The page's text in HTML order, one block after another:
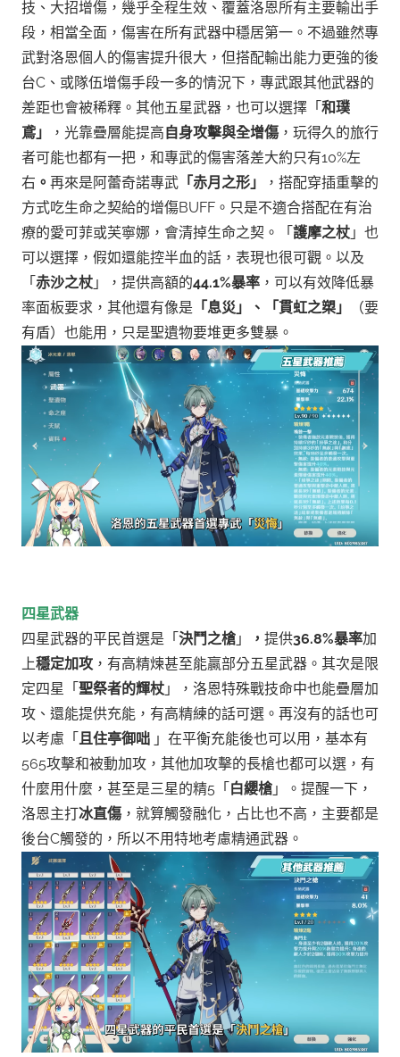
技、大招增傷，幾乎全程生效、覆蓋洛恩所有主要輸出手
段，相當全面，傷害在所有武器中穩居第一。 不過雖然專
武對洛恩個人的傷害提升很大，但搭配輸出能力更強的後
台C、或隊伍增傷手段一多的情況下，專武跟其他武器的
差距也會被稀釋。 其他五星武器，也可以選擇「 和璞
鳶」
，光靠疊層能提高自身攻擊與全增傷 ，玩得久的旅行
者可能也都有一把，和專武的傷害落差大約只有10%左
右 。 再來是阿蕾奇諾專武 「赤月之形」
，搭配穿插重擊的
方式吃生命之契給的增傷BUFF。只是不適合搭配在有治
療的愛可菲或芙寧娜，會清掉生命之契。
「 護摩之杖 」也
可以選擇，假如還能控半血的話，表現也很可觀。 以及
「 赤沙之杖 」，提供高額的44.1%暴率 ，可以有效降低暴
率面板要求，其他還有像是 「息災」、「貫虹之槊」
（要
有盾）也能用，只是聖遺物要堆更多雙暴。
四星武器
四星武器的平民首選是「 決鬥之槍 」 ， 提供36.8%暴率加
上穩定加攻 ，有高精煉甚至能贏部分五星武器。 其次是限
定四星「 聖祭者的輝杖 」，洛恩特殊戰技命中也能疊層加
攻、還能提供充能，有高精練的話可選。 再沒有的話也可
以考慮「 且住亭御咄 」在平衡充能後也可以用，基本有
565攻擊和被動加攻，其他加攻擊的長槍也都可以選，有
什麼用什麼，甚至是三星的精5「 白纓槍 」。 提醒一下，
洛恩主打冰直傷 ，就算觸發融化，占比也不高，主要都是
後台C觸發的，所以不用特地考慮精通武器。